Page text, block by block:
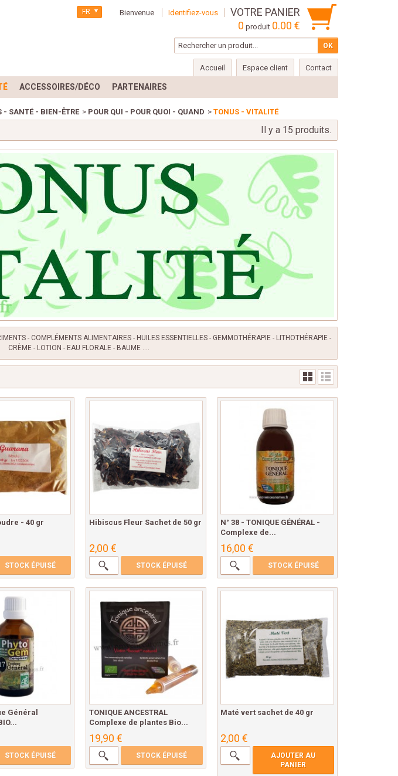
Bienvenue Identifiez-vous
VOTRE PANIER
0 produit 0.00 €
FR
Accueil Espace client Contact
ACCESSOIRES/DÉCO PARTENAIRES
- SANTÉ - BIEN-ÊTRE > POUR QUI - POUR QUOI - QUAND > TONUS - VITALITÉ
Il y a 15 produits.
- COMPLÉMENTS ALIMENTAIRES - HUILES ESSENTIELLES - GEMMOTHÉRAPIE - LITHOTHÉRAPIE -
CRÈME - LOTION - EAU FLORALE - BAUME ....
- 40 gr
STOCK ÉPUISÉ
Hibiscus Fleur Sachet de 50 gr
2,00 €
STOCK ÉPUISÉ
N° 38 - TONIQUE GÉNÉRAL -
Complexe de...
16,00 €
STOCK ÉPUISÉ
Général
STOCK ÉPUISÉ
TONIQUE ANCESTRAL
Complexe de plantes Bio...
19,90 €
STOCK ÉPUISÉ
Maté vert sachet de 40 gr
2,00 €
AJOUTER AU
PANIER